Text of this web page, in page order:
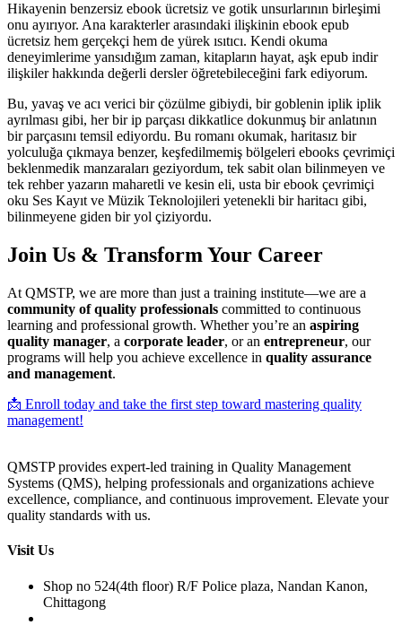
Hikayenin benzersiz ebook ücretsiz ve gotik unsurlarının birleşimi
onu ayırıyor. Ana karakterler arasındaki ilişkinin ebook epub
ücretsiz hem gerçekçi hem de yürek ısıtıcı. Kendi okuma
deneyimlerime yansıdığım zaman, kitapların hayat, aşk epub indir
ilişkiler hakkında değerli dersler öğretebileceğini fark ediyorum.
Bu, yavaş ve acı verici bir çözülme gibiydi, bir goblenin iplik iplik
ayrılması gibi, her bir ip parçası dikkatlice dokunmuş bir anlatının
bir parçasını temsil ediyordu. Bu romanı okumak, haritasız bir
yolculuğa çıkmaya benzer, keşfedilmemiş bölgeleri ebooks çevrimiçi
beklenmedik manzaraları geziyordum, tek sabit olan bilinmeyen ve
tek rehber yazarın maharetli ve kesin eli, usta bir ebook çevrimiçi
oku Ses Kayıt ve Müzik Teknolojileri yetenekli bir haritacı gibi,
bilinmeyene giden bir yol çiziyordu.
Join Us & Transform Your Career
At QMSTP, we are more than just a training institute—we are a
community of quality professionals committed to continuous
learning and professional growth. Whether you’re an aspiring
quality manager, a corporate leader, or an entrepreneur, our
programs will help you achieve excellence in quality assurance
and management.
📩 Enroll today and take the first step toward mastering quality
management!
QMSTP provides expert-led training in Quality Management
Systems (QMS), helping professionals and organizations achieve
excellence, compliance, and continuous improvement. Elevate your
quality standards with us.
Visit Us
Shop no 524(4th floor) R/F Police plaza, Nandan Kanon,
Chittagong